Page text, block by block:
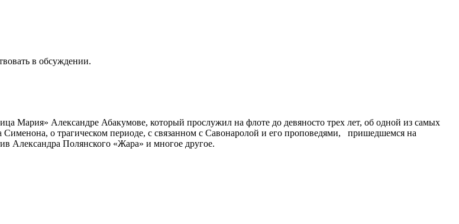
в обсуждении.
Мария» Александре Абакумове, который прослужил на флоте до девяносто трех лет, об одной из самых
о трагическом периоде, с связанном с Савонаролой и его проповедями, пришедшемся на
Александра Полянского «Жара» и многое другое.